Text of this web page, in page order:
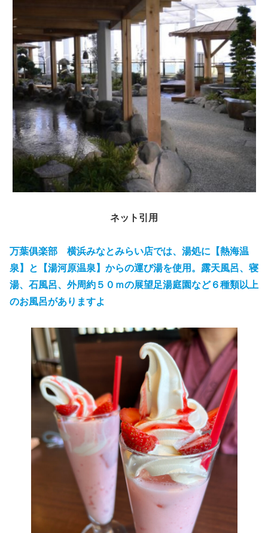
ネット引用
万葉俱楽部 横浜みなとみらい店では、湯処に【熱海温
泉】と【湯河原温泉】からの運び湯を使用。露天風呂、寝
湯、石風呂、外周約５０ｍの展望足湯庭園など６種類以上
のお風呂がありますよ